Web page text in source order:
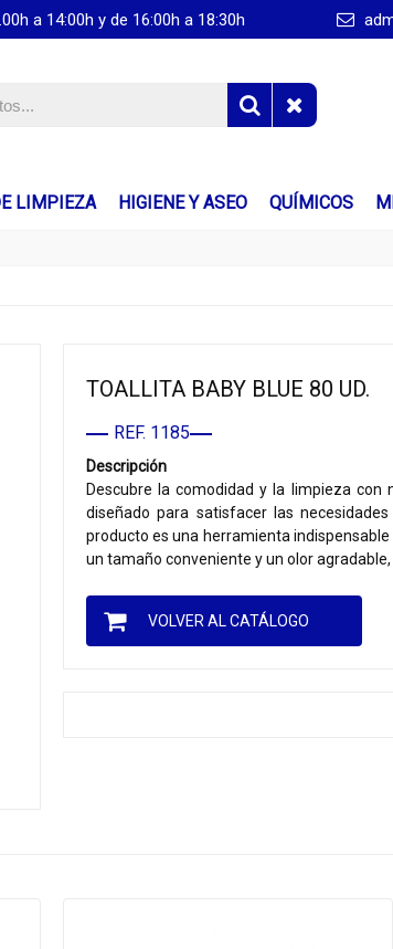
a 14:00h y de 16:00h a 18:30h
LIMPIEZA HIGIENE Y ASEO QUÍMICOS
TOALLITA BABY BLUE 80 UD.
REF. 1185
Descripción
Descubre la comodidad y la limpieza con
diseñado para satisfacer las
producto es una herramienta
un tamaño conveniente y un olor
VOLVER AL CATÁLOGO